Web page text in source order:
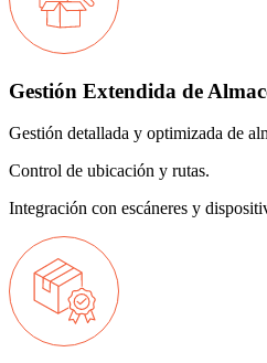
Gestión Extendida de
Gestión detallada y optimizada de
Control de ubicación y rutas.
Integración con escáneres y